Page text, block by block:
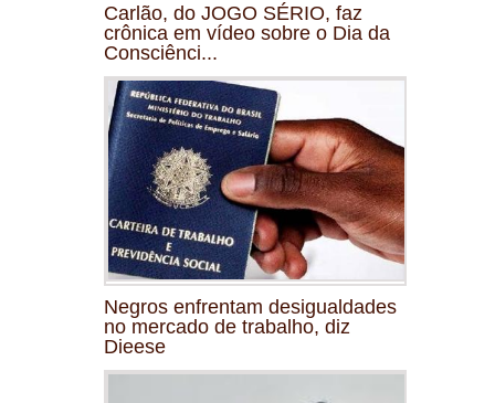
Carlão, do JOGO SÉRIO, faz
crônica em vídeo sobre o Dia da
Consciênci...
Negros enfrentam desigualdades
no mercado de trabalho, diz
Dieese